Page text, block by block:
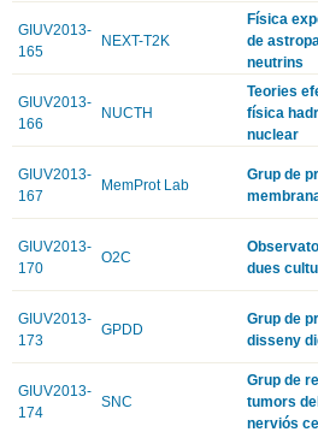
GIUV2013-
165
NEXT-T2K
Física
de
neutrins
GIUV2013-
166
NUCTH
Teories
física
nuclear
GIUV2013-
167
MemProt Lab
Grup de
GIUV2013-
170
O2C
dues
GIUV2013-
173
GPDD
Grup de
disseny
GIUV2013-
174
SNC
Grup de
tumors
nerviós